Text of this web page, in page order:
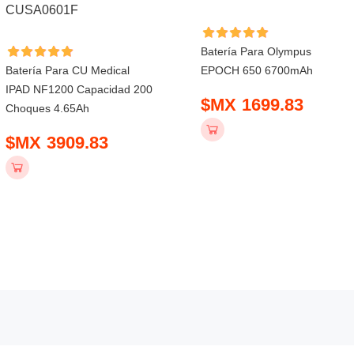
Batería Para CU Medical
IPAD NF1200 Capacidad 200
Choques 4.65Ah
$MX 3909.83
Batería Para Olympus
EPOCH 650 6700mAh
$MX 1699.83